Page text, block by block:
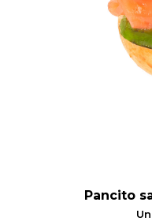
Pancito